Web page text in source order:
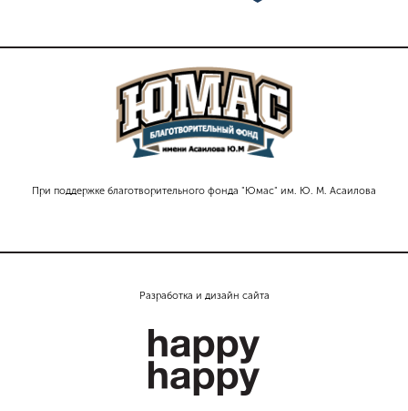
При поддержке благотворительного фонда "Юмас" им. Ю. М. Асаилова
Разработка и дизайн сайта